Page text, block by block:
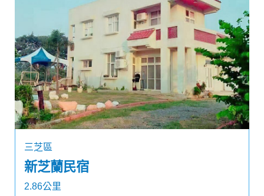
三芝區
新芝蘭民宿
2.86公里